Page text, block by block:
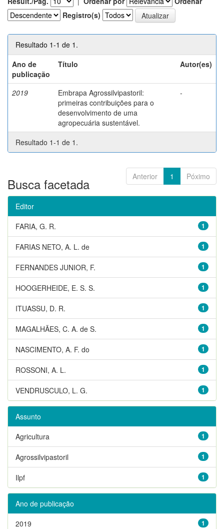
Registro(s)
Resultado 1-1 de 1.
Ano de
publicação
Título Autor(es)
2019
Embrapa Agrossilvipastoril:
primeiras contribuições para o
desenvolvimento de uma
agropecuária sustentável.
-
Resultado 1-1 de 1.
Anterior 1 Póximo
Busca facetada
Editor
1
FARIA, G. R.
1
FARIAS NETO, A. L. de
1
FERNANDES JUNIOR, F.
1
HOOGERHEIDE, E. S. S.
1
ITUASSU, D. R.
1
MAGALHÃES, C. A. de S.
1
NASCIMENTO, A. F. do
1
ROSSONI, A. L.
1
VENDRUSCULO, L. G.
Assunto
1
Agricultura
1
Agrossilvipastoril
1
Ilpf
Ano de publicação
1
2019